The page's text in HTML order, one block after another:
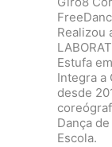
Realizou
Estufa
Integra a
desde
Dança
Escola.